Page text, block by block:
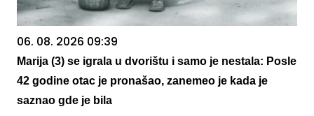
06. 08. 2026 09:39
Marija (3) se igrala u dvorištu i samo je nestala: Posle
42 godine otac je pronašao, zanemeo je kada je
saznao gde je bila